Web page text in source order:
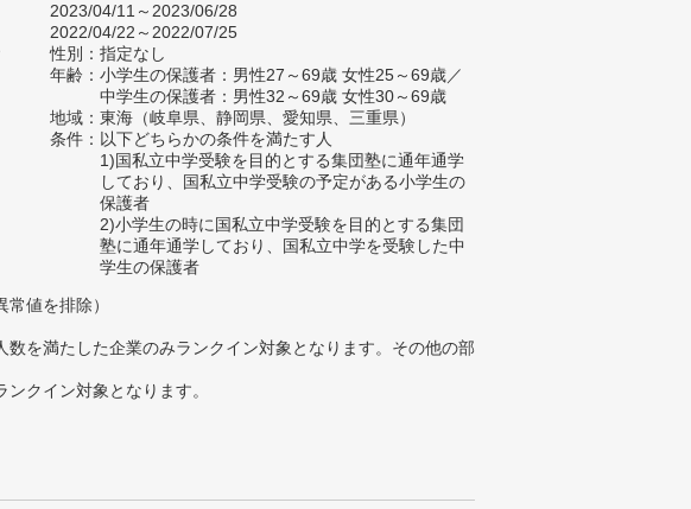
2023/04/11～2023/06/28
2022/04/22～2022/07/25
性別：指定なし
年齢：小学生の保護者：男性27～69歳 女性25～69歳／
中学生の保護者：男性32～69歳 女性30～69歳
地域：東海（岐阜県、静岡県、愛知県、三重県）
条件：以下どちらかの条件を満たす人
1)国私立中学受験を目的とする集団塾に通年通学
しており、国私立中学受験の予定がある小学生の
保護者
2)小学生の時に国私立中学受験を目的とする集団
塾に通年通学しており、国私立中学を受験した中
学生の保護者
値を排除）
を満たした企業のみランクイン対象となります。その他の部
クイン対象となります。